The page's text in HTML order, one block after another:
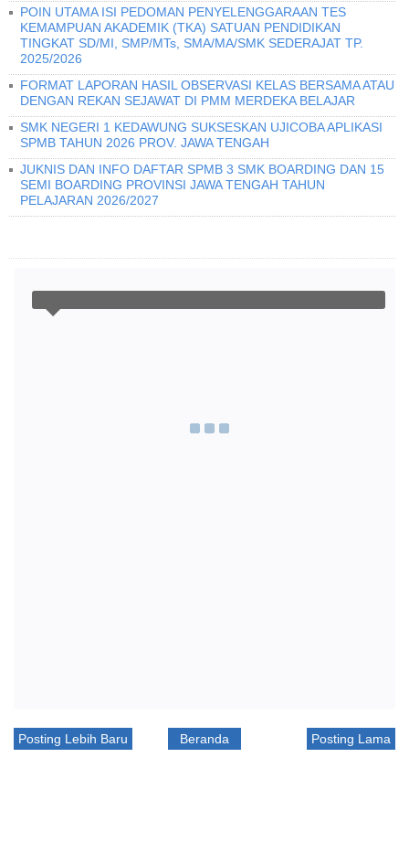
POIN UTAMA ISI PEDOMAN PENYELENGGARAAN TES
KEMAMPUAN AKADEMIK (TKA) SATUAN PENDIDIKAN
TINGKAT SD/MI, SMP/MTs, SMA/MA/SMK SEDERAJAT TP.
2025/2026
FORMAT LAPORAN HASIL OBSERVASI KELAS BERSAMA ATAU
DENGAN REKAN SEJAWAT DI PMM MERDEKA BELAJAR
SMK NEGERI 1 KEDAWUNG SUKSESKAN UJICOBA APLIKASI
SPMB TAHUN 2026 PROV. JAWA TENGAH
JUKNIS DAN INFO DAFTAR SPMB 3 SMK BOARDING DAN 15
SEMI BOARDING PROVINSI JAWA TENGAH TAHUN
PELAJARAN 2026/2027
Posting Lebih Baru Posting Lama
Beranda